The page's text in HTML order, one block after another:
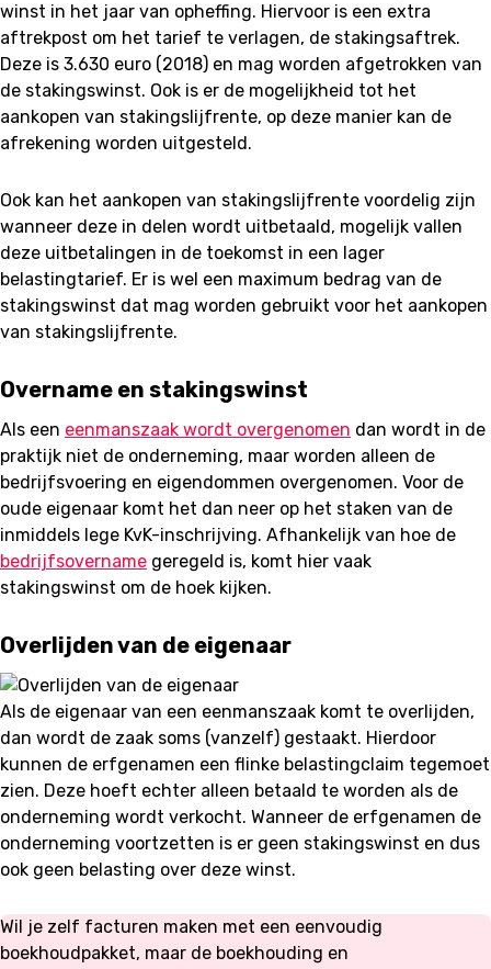
winst in het jaar van opheffing. Hiervoor is een extra
aftrekpost om het tarief te verlagen, de stakingsaftrek.
Deze is 3.630 euro (2018) en mag worden afgetrokken van
de stakingswinst. Ook is er de mogelijkheid tot het
aankopen van stakingslijfrente, op deze manier kan de
afrekening worden uitgesteld.
Ook kan het aankopen van stakingslijfrente voordelig zijn
wanneer deze in delen wordt uitbetaald, mogelijk vallen
deze uitbetalingen in de toekomst in een lager
belastingtarief. Er is wel een maximum bedrag van de
stakingswinst dat mag worden gebruikt voor het aankopen
van stakingslijfrente.
Overname en stakingswinst
Als een eenmanszaak wordt overgenomen dan wordt in de
praktijk niet de onderneming, maar worden alleen de
bedrijfsvoering en eigendommen overgenomen. Voor de
oude eigenaar komt het dan neer op het staken van de
inmiddels lege KvK-inschrijving. Afhankelijk van hoe de
bedrijfsovername geregeld is, komt hier vaak
stakingswinst om de hoek kijken.
Overlijden van de eigenaar
Als de eigenaar van een eenmanszaak komt te overlijden,
dan wordt de zaak soms (vanzelf) gestaakt. Hierdoor
kunnen de erfgenamen een flinke belastingclaim tegemoet
zien. Deze hoeft echter alleen betaald te worden als de
onderneming wordt verkocht. Wanneer de erfgenamen de
onderneming voortzetten is er geen stakingswinst en dus
ook geen belasting over deze winst.
Wil je zelf facturen maken met een eenvoudig
boekhoudpakket, maar de boekhouding en